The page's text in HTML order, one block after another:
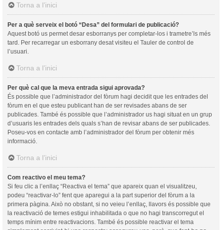
Torna a l’inici
Per a què serveix el botó “Desa” del formulari de publicació?
Aquest botó us permet desar esborranys per completar-los i trametre’ls més
tard. Per recarregar un esborrany desat visiteu el Tauler de control de
l’usuari.
Torna a l’inici
Per què cal que la meva entrada sigui aprovada?
És possible que l’administrador del fòrum hagi decidit que les entrades del
fòrum en el que esteu publicant han de ser revisades abans de ser
publicades. També és possible que l’administrador us hagi situat en un grup
d’usuaris les entrades dels quals s’han de revisar abans de ser publicades.
Poseu-vos en contacte amb l’administrador del fòrum per obtenir més
informació.
Torna a l’inici
Com reactivo el meu tema?
Si feu clic a l’enllaç “Reactiva el tema” que apareix quan el visualitzeu,
podeu “reactivar-lo” fent que aparegui a la part superior del fòrum a la
primera pàgina. Això no obstant, si no veieu l’enllaç, llavors és possible que
la reactivació de temes estigui inhabilitada o que no hagi transcorregut el
temps mínim entre reactivacions. També és possible reactivar el tema